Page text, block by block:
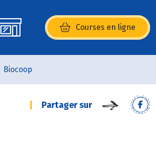
Courses en ligne
(s’ouvre dans une nouvelle
Biocoop
Partager sur